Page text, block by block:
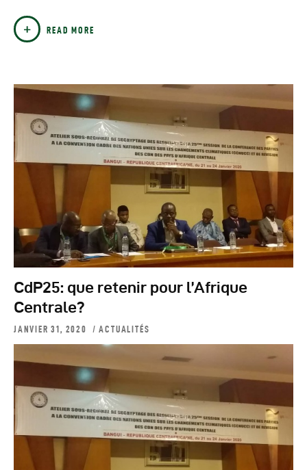
READ MORE
CdP25: que retenir pour l’Afrique
Centrale?
JANVIER 31, 2020 ACTUALITÉS